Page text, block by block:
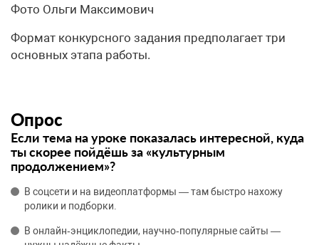
Фото Ольги Максимович
Формат конкурсного задания предполагает три
основных этапа работы.
Опрос
Если тема на уроке показалась интересной, куда
ты скорее пойдёшь за «культурным
продолжением»?
В соцсети и на видеоплатформы — там быстро нахожу
ролики и подборки.
В онлайн‑энциклопедии, научно‑популярные сайты —